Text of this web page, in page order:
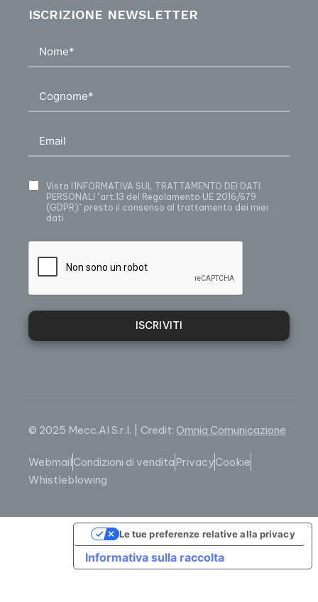
ISCRIZIONE NEWSLETTER
Vista l’INFORMATIVA SUL TRATTAMENTO DEI DATI
PERSONALI "art.13 del Regolamento UE 2016/679
(GDPR)" presto il consenso al trattamento dei miei
dati
ISCRIVITI
© 2025 Mecc.Al S.r.l. | Credit: Omnia Comunicazione
WebmailCondizioni di venditaPrivacyCookie
Whistleblowing
Informativa sulla raccolta
Le tue preferenze relative alla privacy